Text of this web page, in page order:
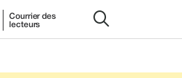
Courrier des
lecteurs